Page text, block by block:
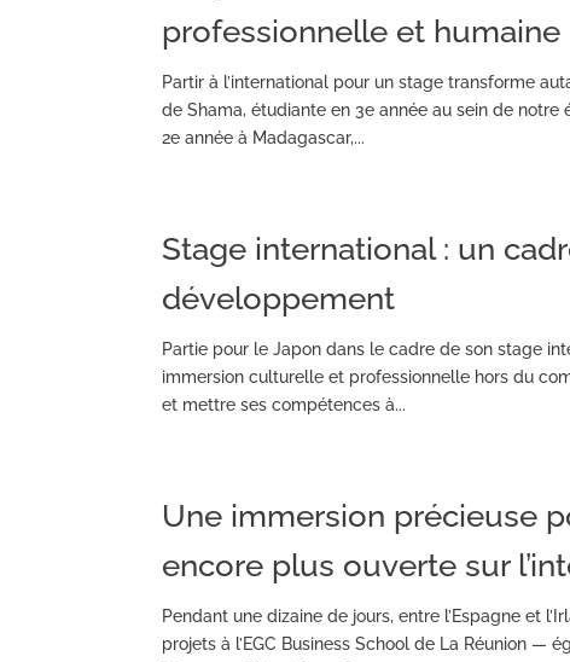
professionnelle et humaine
Partir à l’international pour un stage transforme
de Shama, étudiante en 3e année au sein de notre
2e année à Madagascar,...
Stage international : un
développement
Partie pour le Japon dans le cadre de son stage
immersion culturelle et professionnelle hors du
et mettre ses compétences à...
Une immersion précieuse
encore plus ouverte sur
Pendant une dizaine de jours, entre l’Espagne et
projets à l’EGC Business School de La Réunion —